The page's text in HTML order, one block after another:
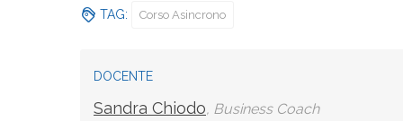
TAG: Corso Asincrono
DOCENTE
Sandra Chiodo, Business Coach